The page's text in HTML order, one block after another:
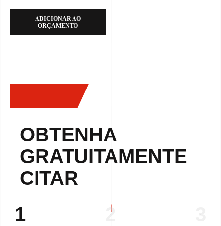
ADICIONAR AO
ORÇAMENTO
OBTENHA
GRATUITAMENTE
CITAR
1
2 3